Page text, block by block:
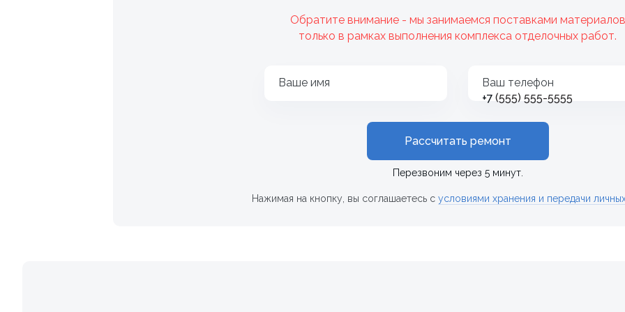
Обратите внимание - мы занимаемся поставками материалов
только в рамках выполнения комплекса отделочных работ.
Ваше имя
Ваш телефон
+7
Рассчитать ремонт
Перезвоним через 5 минут.
Нажимая на кнопку, вы соглашаетесь с условиями хранения и передачи